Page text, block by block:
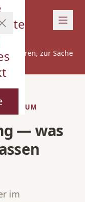
zur Sache
— was
im